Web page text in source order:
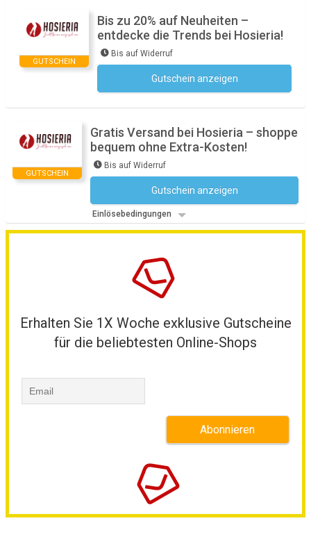
GUTSCHEIN
Bis zu 20% auf Neuheiten –
entdecke die Trends bei Hosieria!
Bis auf Widerruf
Gutschein anzeigen
GUTSCHEIN
Gratis Versand bei Hosieria – shoppe
bequem ohne Extra-Kosten!
Bis auf Widerruf
Gutschein anzeigen
Einlösebedingungen
Erhalten Sie 1X Woche exklusive Gutscheine
für die beliebtesten Online-Shops